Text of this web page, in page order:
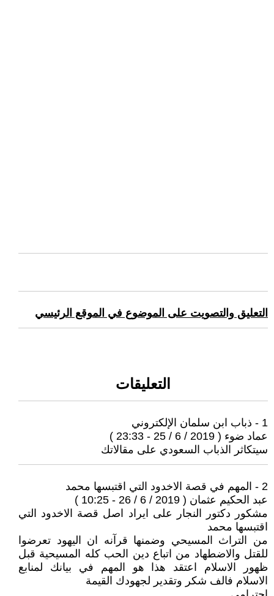
التعليق والتصويت على الموضوع في الموقع الرئيسي
التعليقات
1 - ذباب ابن سلمان الإلكتروني
عماد ضوء ( 2019 / 6 / 25 - 23:33 )
سيتكاثر الذباب السعودي على مقالاتك
2 - المهم في قصة الاخدود التي اقتبسها محمد
عبد الحكيم عثمان ( 2019 / 6 / 26 - 10:25 )
مشكور دكتور النجار على ايراد اصل قصة الاخدود التي
اقتبسها محمد
من التراث المسيحي وضمنها قرآنه ان اليهود تعرضوا
للقتل والاضطهاد من اتباع دين الحب كله المسيحية قبل
ظهور الاسلام اعتقد هذا هو المهم في بيانك لمنابع
الاسلام فالف شكر وتقدير لجهودك القيمة